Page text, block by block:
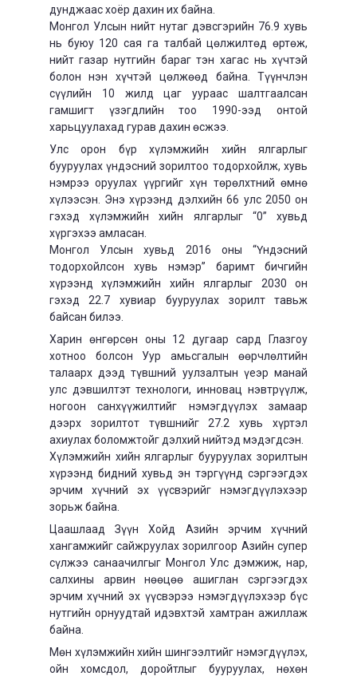
дунджаас хоёр дахин их байна.
Монгол Улсын нийт нутаг дэвсгэрийн 76.9 хувь
нь буюу 120 сая га талбай цөлжилтөд өртөж,
нийт газар нутгийн бараг тэн хагас нь хүчтэй
болон нэн хүчтэй цөлжөөд байна. Түүнчлэн
сүүлийн 10 жилд цаг уураас шалтгаалсан
гамшигт үзэгдлийн тоо 1990-ээд онтой
харьцуулахад гурав дахин өсжээ.
Улс орон бүр хүлэмжийн хийн ялгарлыг
бууруулах үндэсний зорилтоо тодорхойлж, хувь
нэмрээ оруулах үүргийг хүн төрөлхтний өмнө
хүлээсэн. Энэ хүрээнд дэлхийн 66 улс 2050 он
гэхэд хүлэмжийн хийн ялгарлыг “0” хувьд
хүргэхээ амласан.
Монгол Улсын хувьд 2016 оны “Үндэсний
тодорхойлсон хувь нэмэр” баримт бичгийн
хүрээнд хүлэмжийн хийн ялгарлыг 2030 он
гэхэд 22.7 хувиар бууруулах зорилт тавьж
байсан билээ.
Харин өнгөрсөн оны 12 дугаар сард Глазгоу
хотноо болсон Уур амьсгалын өөрчлөлтийн
талаарх дээд түвшний уулзалтын үеэр манай
улс дэвшилтэт технологи, инновац нэвтрүүлж,
ногоон санхүүжилтийг нэмэгдүүлэх замаар
дээрх зорилтот түвшнийг 27.2 хувь хүртэл
ахиулах боломжтойг дэлхий нийтэд мэдэгдсэн.
Хүлэмжийн хийн ялгарлыг бууруулах зорилтын
хүрээнд бидний хувьд эн тэргүүнд сэргээгдэх
эрчим хүчний эх үүсвэрийг нэмэгдүүлэхээр
зорьж байна.
Цаашлаад Зүүн Хойд Азийн эрчим хүчний
хангамжийг сайжруулах зорилгоор Азийн супер
сүлжээ санаачилгыг Монгол Улс дэмжиж, нар,
салхины арвин нөөцөө ашиглан сэргээгдэх
эрчим хүчний эх үүсвэрээ нэмэгдүүлэхээр бүс
нутгийн орнуудтай идэвхтэй хамтран ажиллаж
байна.
Мөн хүлэмжийн хийн шингээлтийг нэмэгдүүлэх,
ойн хомсдол, доройтлыг бууруулах, нөхөн